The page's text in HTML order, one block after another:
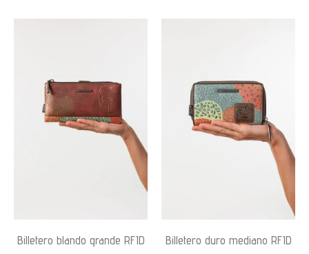
Billetero blando grande RFID
Billetero duro mediano RFID